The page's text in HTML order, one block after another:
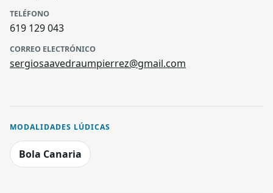
TELÉFONO
619 129 043
CORREO ELECTRÓNICO
sergiosaavedraumpierrez@gmail.com
MODALIDADES LÚDICAS
Bola Canaria